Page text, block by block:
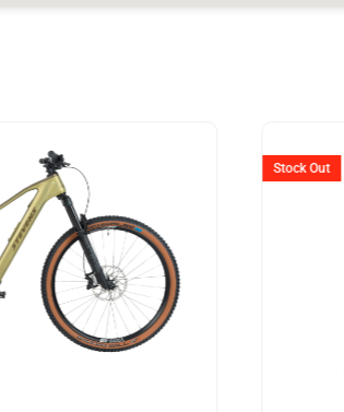
Preis
war:
CHF 6'999
ist:
CHF 5'599.
Stock Out